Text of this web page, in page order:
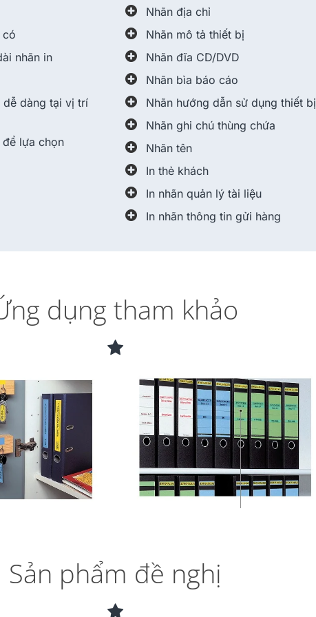
có
nhãn in
dễ dàng tại vị trí
để lựa chọn
Nhãn địa chỉ
Nhãn mô tả thiết bị
Nhãn đĩa CD/DVD
Nhãn bìa báo cáo
Nhãn hướng dẫn sử dụng thiết bị
Nhãn ghi chú thùng chứa
Nhãn tên
In thẻ khách
In nhãn quản lý tài liệu
In nhãn thông tin gửi hàng
dụng tham khảo
Sản phẩm đề nghị